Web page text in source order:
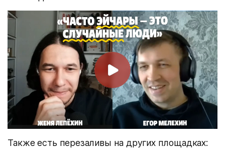
Также есть перезаливы на других площадках: